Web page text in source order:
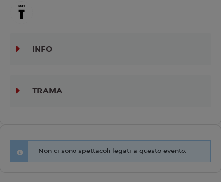
INFO
TRAMA
Non ci sono spettacoli legati a questo evento.